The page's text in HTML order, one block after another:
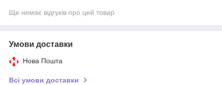
Ще немає відгуків про цей товар
Умови доставки
Нова Пошта
Всі умови доставки